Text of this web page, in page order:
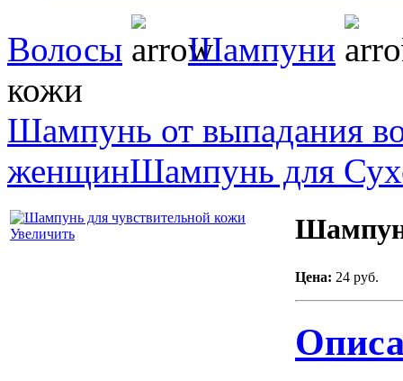
Волосы
Шампуни
кожи
Шампунь от выпадания
женщинШампунь для
Увеличить
Цена: 24 руб.